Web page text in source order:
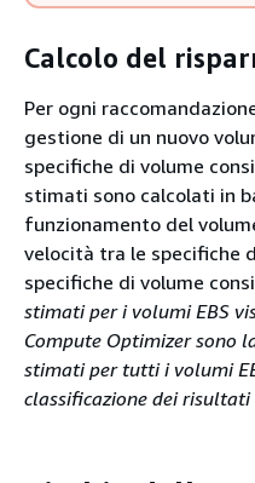
Calcolo del
Per ogni
gestione di un nuovo
specifiche di volume
stimati sono calcolati in
funzionamento del
velocità tra le specifiche
specifiche di volume
stimati per i volumi EBS
Compute Optimizer sono
stimati per tutti i volumi
classificazione dei